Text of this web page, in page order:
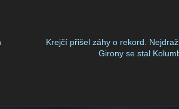
Krejčí přišel záhy o rekord.
Girony se stal